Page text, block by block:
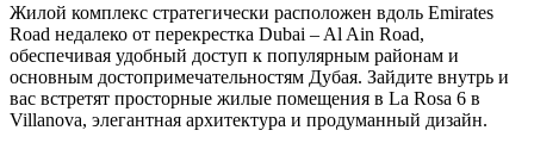
Жилой комплекс стратегически расположен вдоль Emirates
Road недалеко от перекрестка Dubai – Al Ain Road,
обеспечивая удобный доступ к популярным районам и
основным достопримечательностям Дубая. Зайдите внутрь и
вас встретят просторные жилые помещения в La Rosa 6 в
Villanova, элегантная архитектура и продуманный дизайн.